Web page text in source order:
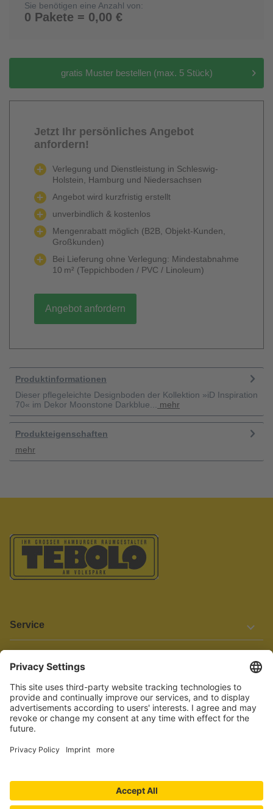
Sie benötigen eine Anzahl von:
0 Pakete = 0,00 €
gratis Muster bestellen (max. 5 Stück)
Jetzt Ihr persönliches Angebot
anfordern!
Verlegung und Dienstleistung in Schleswig-
Holstein, Hamburg und Niedersachsen
Angebot wird kurzfristig erstellt
unverbindlich & kostenlos
Mengenrabatt möglich (B2B, Objekt-Kunden,
Großkunden)
Bei Lieferung ohne Verlegung: Mindestabnahme
10 m² (Teppichboden / PVC / Linoleum)
Angebot anfordern
Produktinformationen
Dieser pflegeleichte Designboden der Kollektion »iD Inspiration
70« im Dekor Moonstone Darkblue...
mehr
Produkteigenschaften
mehr
Service
Informationen
Barrierefreiheit
Wir bemühen uns, unsere Website barrierefrei zu gestalten.
Einige Inhalte und Funktionen sind derzeit jedoch noch nicht
vollständig zugänglich. Wenn Sie auf Barrieren stoßen oder Hilfe
benötigen, kontaktieren Sie uns bitte unter service[at]knutzen.de.
Vertrag widerrufen
© 2026 TEBOLO